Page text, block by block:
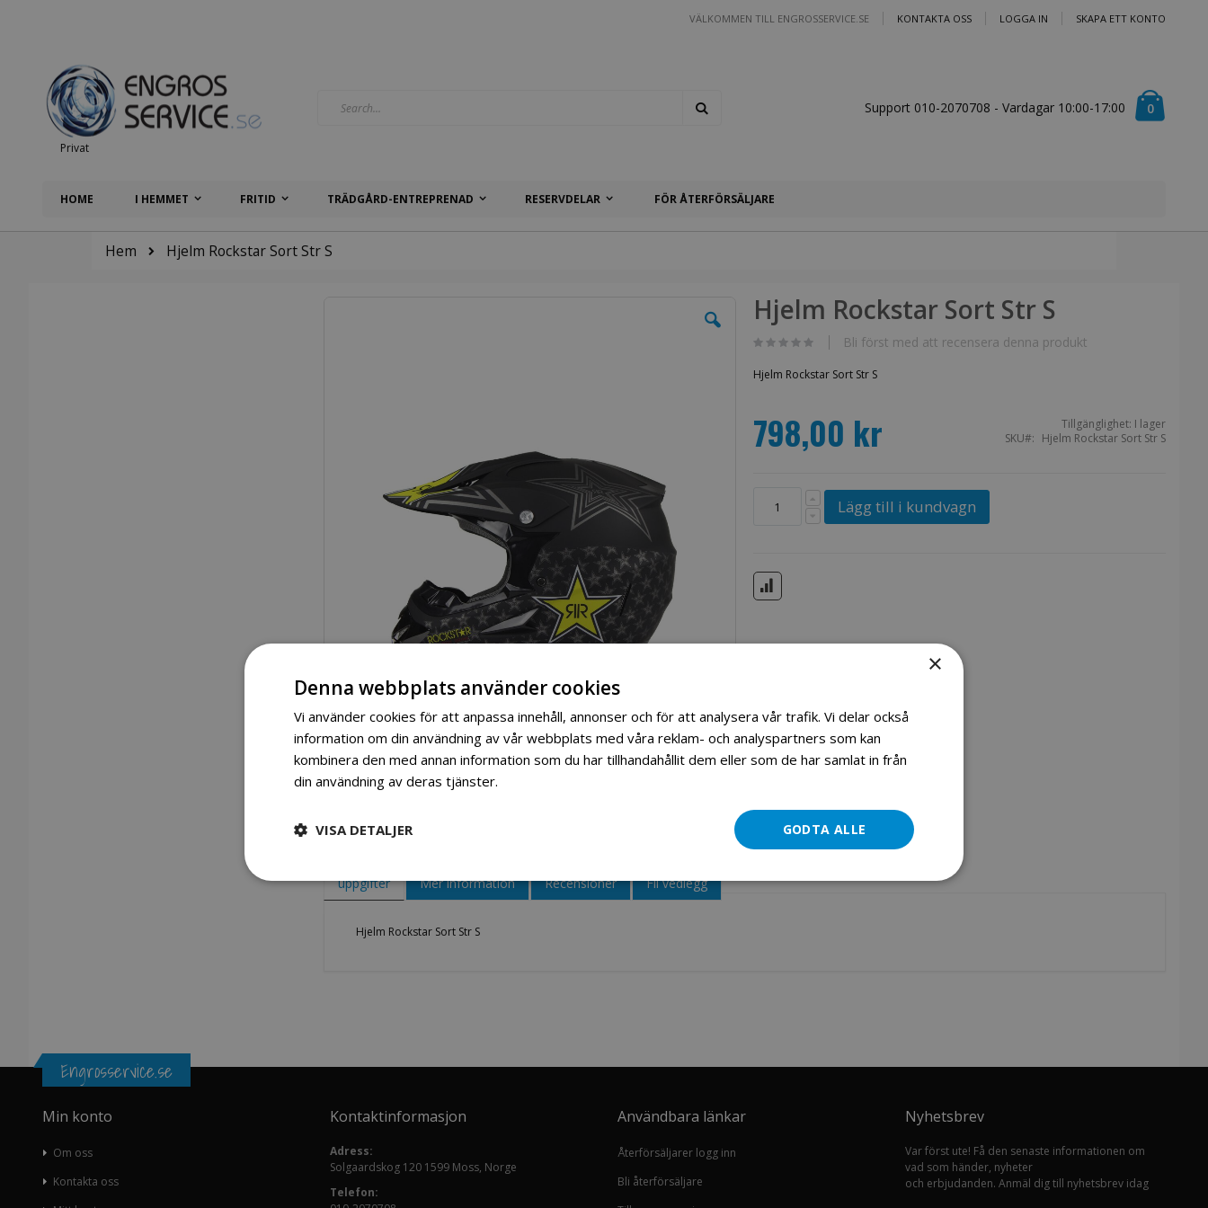
VÄLKOMMEN TILL ENGROSSERVICE.SE KONTAKTA OSS LOGGA IN SKAPA ETT KONTO
Privat
0artiklar
Support 010-2070708 - Vardagar 10:00-17:00
HOME I HEMMET FRITID TRÄDGÅRD-ENTREPRENAD RESERVDELAR FÖR ÅTERFÖRSÄLJARE
Hem Hjelm Rockstar Sort Str S
början
Hjelm Rockstar Sort Str S
Bli först med att recensera denna produkt
Hjelm Rockstar Sort Str S
798,00 kr Tillgänglighet: I lager
SKU
Hjelm Rockstar Sort Str S
Lägg till i kundvagn
uppgifter
Hjelm Rockstar Sort Str S
Mer information Recensioner Fil vedlegg
Engrosservice.se
Min konto
Om oss
Kontakta oss
Kontaktinformasjon
Adress:
Solgaardskog 120 1599 Moss, Norge
Telefon:
Användbara länkar
Återförsäljarer logg inn
Bli återförsäljare
Nyhetsbrev
Var först ute! Få den senaste informationen om
vad som händer, nyheter
och erbjudanden. Anmäl dig till nyhetsbrev idag
×
Denna webbplats använder cookies
Vi använder cookies för att anpassa innehåll, annonser och för att analysera vår trafik. Vi delar också
information om din användning av vår webbplats med våra reklam- och analyspartners som kan
kombinera den med annan information som du har tillhandahållit dem eller som de har samlat in från
din användning av deras tjänster.
GODTA ALLE
VISA DETALJER